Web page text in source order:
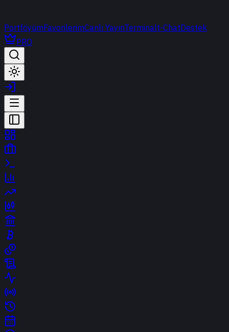
PortföyümFavorilerimCanlı YayınTerminalt-ChatDestek
PRO